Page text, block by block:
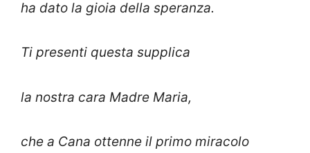
ha dato la gioia della speranza.
Ti presenti questa supplica
la nostra cara Madre Maria,
che a Cana ottenne il primo miracolo